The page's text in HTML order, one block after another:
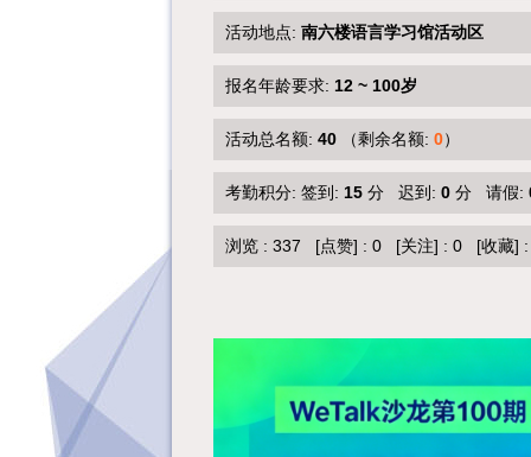
活动地点: 南六楼语言学习馆活动区
报名年龄要求: 12 ~ 100岁
活动总名额: 40 （剩余名额: 0）
考勤积分: 签到: 15 分 迟到: 0 分 请假:
浏览 : 337 [点赞] : 0 [关注] : 0 [收藏]